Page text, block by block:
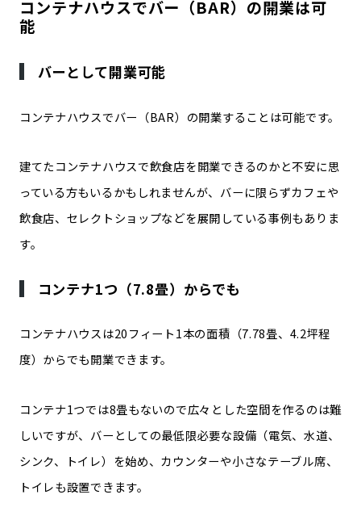
コンテナハウスでバー（BAR）の開業は可
能
バーとして開業可能
コンテナハウスでバー（BAR）の開業することは可能です。
建てたコンテナハウスで飲食店を開業できるのかと不安に思
っている方もいるかもしれませんが、バーに限らずカフェや
飲食店、セレクトショップなどを展開している事例もありま
す。
コンテナ1つ（7.8畳）からでも
コンテナハウスは20フィート1本の面積（7.78畳、4.2坪程
度）からでも開業できます。
コンテナ1つでは8畳もないので広々とした空間を作るのは難
しいですが、バーとしての最低限必要な設備（電気、水道、
シンク、トイレ）を始め、カウンターや小さなテーブル席、
トイレも設置できます。